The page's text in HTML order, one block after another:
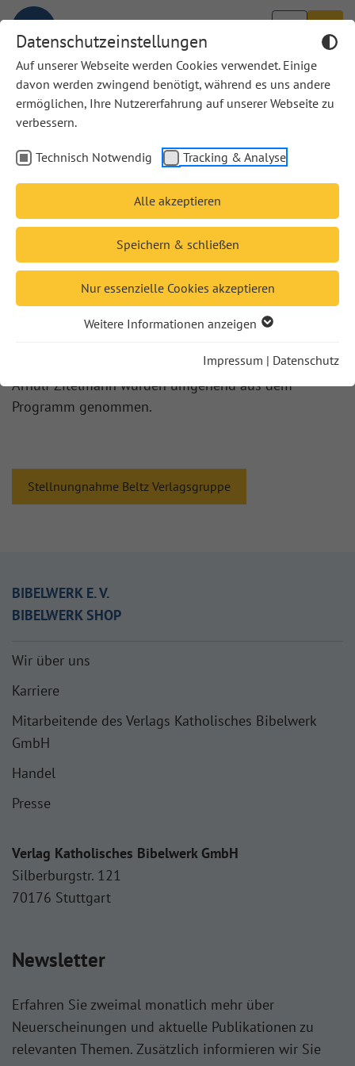
Datenschutzeinstellungen
Auf unserer Webseite werden Cookies verwendet. Einige
davon werden zwingend benötigt, während es uns andere
ermöglichen, Ihre Nutzererfahrung auf unserer Webseite zu
verbessern.
Technisch Notwendig Tracking & Analyse
Alle akzeptieren
Speichern & schließen
Nur essenzielle Cookies akzeptieren
Weitere Informationen anzeigen
Impressum | Datenschutz
ZEIT vom 18. Januar 2024
Seit 2023 führt das Imprint camino des Verlages
Katholisches Bibelwerk auch drei Lizenztitel des
Autors Arnulf Zitelmann im Programm. Die im Artikel
»Die Sünden der Anderen« (vgl. DIE ZEIT vom
18.1.24) veröffentlichten Vergehen des evangelischen
Pfarrers und Kinderbuchautors Arnulf Zitelmann
bestürzen uns. Der Verlag distanziert sich
schädlichen Wirken. Alle drei lieferbaren Titel von
Arnulf Zitelmann wurden umgehend aus dem
Programm genommen.
Stellnungnahme Beltz Verlagsgruppe
BIBELWERK E. V.
BIBELWERK SHOP
Wir über uns
Karriere
Mitarbeitende des Verlags Katholisches Bibelwerk
GmbH
Handel
Presse
Verlag Katholisches Bibelwerk GmbH
Silberburgstr. 121
70176 Stuttgart
Newsletter
Erfahren Sie zweimal monatlich mehr über
Neuerscheinungen und aktuelle Publikationen zu
relevanten Themen. Zusätzlich informieren wir Sie